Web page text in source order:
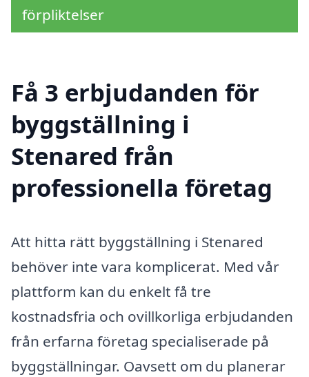
förpliktelser
Få 3 erbjudanden för
byggställning i
Stenared från
professionella företag
Att hitta rätt byggställning i Stenared
behöver inte vara komplicerat. Med vår
plattform kan du enkelt få tre
kostnadsfria och ovillkorliga erbjudanden
från erfarna företag specialiserade på
byggställningar. Oavsett om du planerar